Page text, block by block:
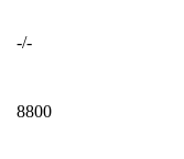
-/-
8800